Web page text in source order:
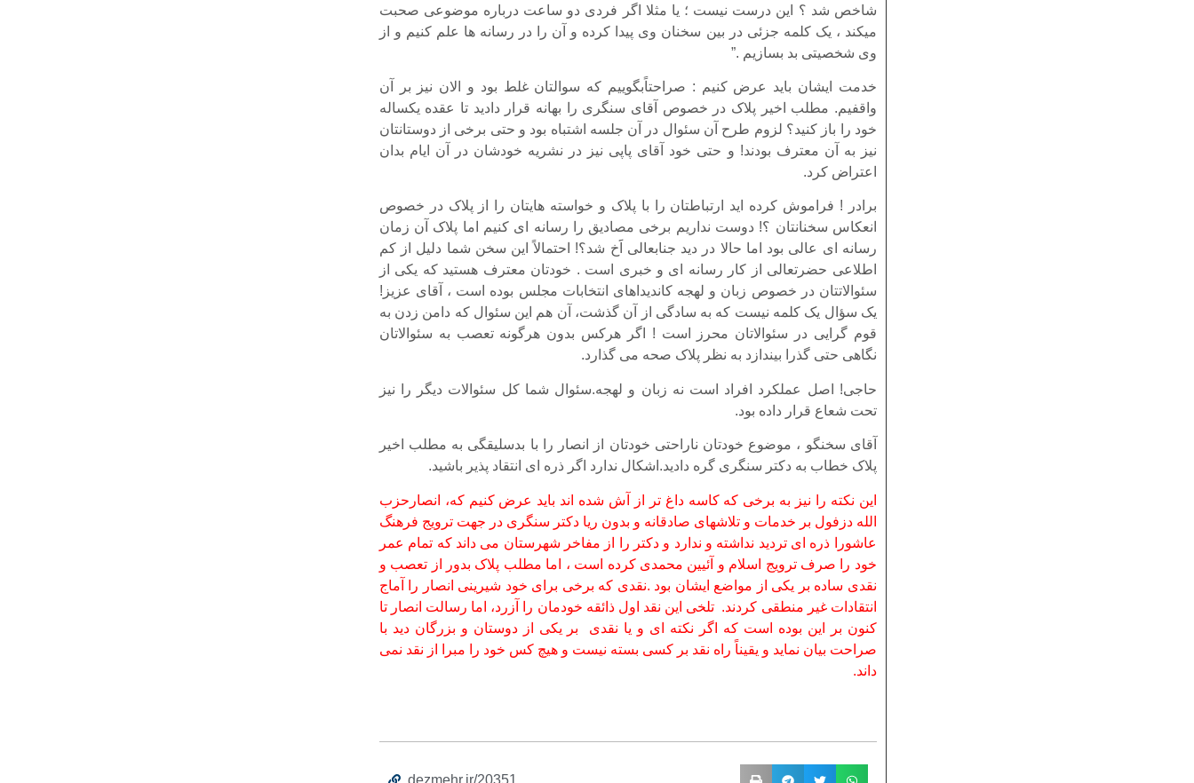
شاخص شد ؟ این درست نیست ؛ یا مثلا اگر فردی دو ساعت درباره موضوعی صحبت
میکند ، یک کلمه جزئی در بین سخنان وی پیدا کرده و آن را در رسانه ها علم کنیم و از
وی شخصیتی بد بسازیم .”
خدمت ایشان باید عرض کنیم : صراحتاًبگوییم که سوالتان غلط بود و الان نیز بر آن
واقفیم. مطلب اخیر پلاک در خصوص آقای سنگری را بهانه قرار دادید تا عقده یکساله
خود را باز کنید؟ لزوم طرح آن سئوال در آن جلسه اشتباه بود و حتی برخی از دوستانتان
نیز به آن معترف بودند! و حتی خود آقای پاپی نیز در نشریه خودشان در آن ایام بدان
اعتراض کرد.
برادر ! فراموش کرده اید ارتباطتان را با پلاک و خواسته هایتان را از پلاک در خصوص
انعکاس سخنانتان ؟! دوست نداریم برخی مصادیق را رسانه ای کنیم اما پلاک آن زمان
رسانه ای عالی بود اما حالا در دید جنابعالی اََخ شد؟! احتمالاً این سخن شما دلیل از کم
اطلاعی حضرتعالی از کار رسانه ای و خبری است . خودتان معترف هستید که یکی از
سئوالاتتان در خصوص زبان و لهجه کاندیداهای انتخابات مجلس بوده است ، آقای عزیز!
یک سؤال یک کلمه نیست که به سادگی از آن گذشت، آن هم این سئوال که دامن زدن به
قوم گرایی در سئوالاتان محرز است ! اگر هرکس بدون هرگونه تعصب به سئوالاتان
نگاهی حتی گذرا بیندازد به نظر پلاک صحه می گذارد.
حاجی! اصل عملکرد افراد است نه زبان و لهجه.سئوال شما کل سئوالات دیگر را نیز
تحت شعاع قرار داده بود.
آقای سخنگو ، موضوع خودتان ناراحتی خودتان از انصار را با بدسلیقگی به مطلب اخیر
پلاک خطاب به دکتر سنگری گره دادید.اشکال ندارد اگر ذره ای انتقاد پذیر باشید.
این نکته را نیز به برخی که کاسه داغ تر از آش شده اند باید عرض کنیم که، انصارحزب
الله دزفول بر خدمات و تلاشهای صادقانه و بدون ریا دکتر سنگری در جهت ترویج فرهنگ
عاشورا ذره ای تردید نداشته و ندارد و دکتر را از مفاخر شهرستان می داند که تمام عمر
خود را صرف ترویج اسلام و آئیین محمدی کرده است ، اما مطلب پلاک بدور از تعصب و
نقدی ساده بر یکی از مواضع ایشان بود .نقدی که برخی برای خود شیرینی انصار را آماج
انتقادات غیر منطقی کردند. تلخی این نقد اول ذائقه خودمان را آزرد، اما رسالت انصار تا
کنون بر این بوده است که اگر نکته ای و یا نقدی بر یکی از دوستان و بزرگان دید با
صراحت بیان نماید و یقیناً راه نقد بر کسی بسته نیست و هیچ کس خود را مبرا از نقد نمی
داند.